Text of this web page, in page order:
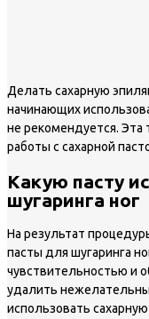
Делать сахарную
начинающих
не рекомендуется. Эта
работы с сахарной
Какую пасту
шугаринга ног
На результат
пасты для шугаринга
чувствительностью и
удалить
использовать